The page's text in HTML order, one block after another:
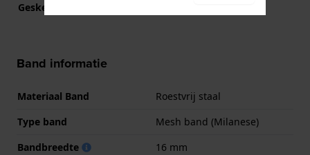
Geskeletonneerd
Band informatie
Materiaal Band
Roestvrij staal
Type band
Mesh band (Milanese)
Bandbreedte
16 mm